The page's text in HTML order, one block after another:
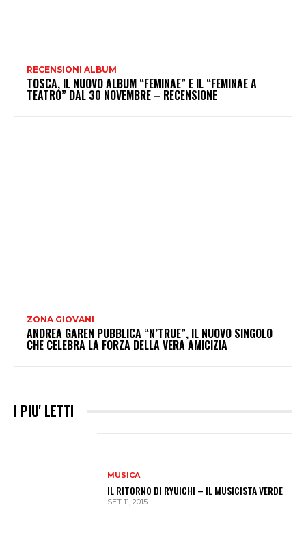
RECENSIONI ALBUM
TOSCA, IL NUOVO ALBUM “FEMINAE” E IL “FEMINAE A
TEATRO” DAL 30 NOVEMBRE – RECENSIONE
ZONA GIOVANI
ANDREA GAREN PUBBLICA “N’TRUE”, IL NUOVO SINGOLO
CHE CELEBRA LA FORZA DELLA VERA AMICIZIA
I PIU' LETTI
MUSICA
IL RITORNO DI RYUICHI – IL MUSICISTA VERDE
SET 11, 2015